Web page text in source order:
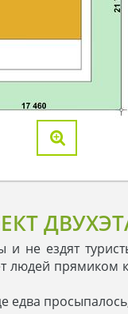
и не ездят
людей